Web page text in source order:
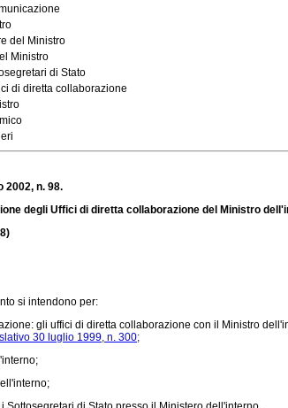
del Ministro
Ministro
di Stato
di diretta collaborazione
2002, n. 98.
degli Uffici di diretta collaborazione del Ministro
si intendono per:
gli uffici di diretta collaborazione con il Ministro
30 luglio 1999, n. 300;